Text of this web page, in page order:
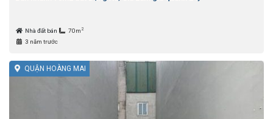
Nhà đất bán 70m 2
3 năm trước
QUẬN HOÀNG MAI